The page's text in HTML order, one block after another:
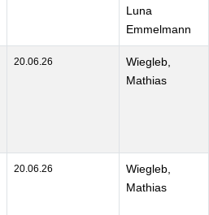
Luna
Emmelmann
20.06.26
Wiegleb,
Mathias
20.06.26
Wiegleb,
Mathias